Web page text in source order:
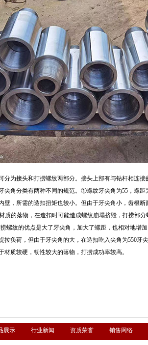
分为接头和打捞螺纹两部分。接头上部有与钻杆相连
尖角分类有两种不同的规范。①螺纹牙尖角为55，螺
壁，所需的造扣扭矩也较小。但由于牙尖角小，齿根
质的落物，在造扣时可能造成螺纹崩塌挤毁，打捞部
捞螺纹的优点是大了牙尖角，加大了螺距，也相对地增
拉负荷，但由于牙尖角的大，在造扣吃入尖角为550牙
材质较硬，韧性较大的落物，打捞成功率较高。
展示 行业新闻 资质荣誉 销售网络